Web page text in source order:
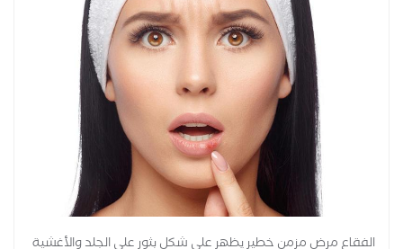
الفقاع مرض مزمن خطير يظهر على شكل بثور على الجلد والأغشية